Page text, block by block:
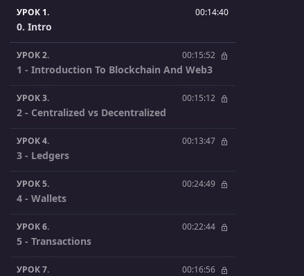
УРОК 1. 00:14:40
0. Intro
УРОК 2. 00:15:52
1 - Introduction To Blockchain And Web3
УРОК 3. 00:15:12
2 - Centralized vs Decentralized
УРОК 4. 00:13:47
3 - Ledgers
УРОК 5. 00:24:49
4 - Wallets
УРОК 6. 00:22:44
5 - Transactions
УРОК 7. 00:16:56